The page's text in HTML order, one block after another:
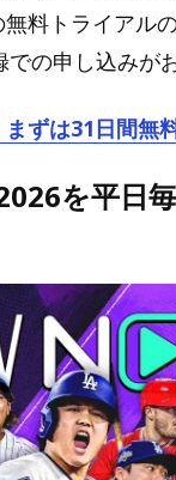
料トライアル
の申し込みが
ずは31日間無
を平日